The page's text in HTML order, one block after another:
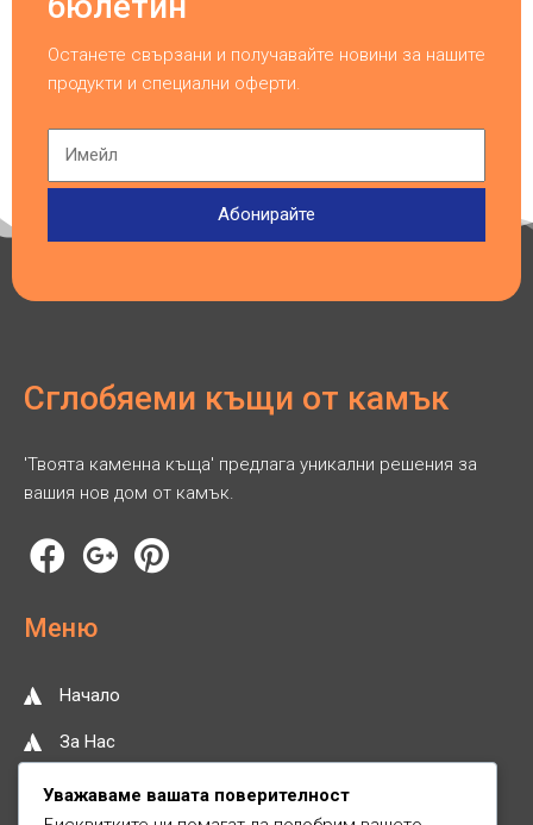
Останете свързани и получавайте новини за нашите
продукти и специални оферти.
Абонирайте
Сглобяеми къщи от камък
'Твоята каменна къща' предлага уникални решения за
вашия нов дом от камък.
Меню
Начало
За Нас
Нашите Услуги
Уважаваме вашата поверителност